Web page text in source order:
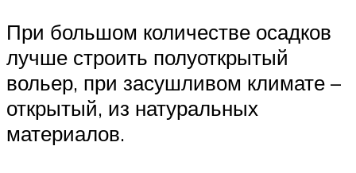
При большом количестве осадков
лучше строить полуоткрытый
вольер, при засушливом климате –
открытый, из натуральных
материалов.